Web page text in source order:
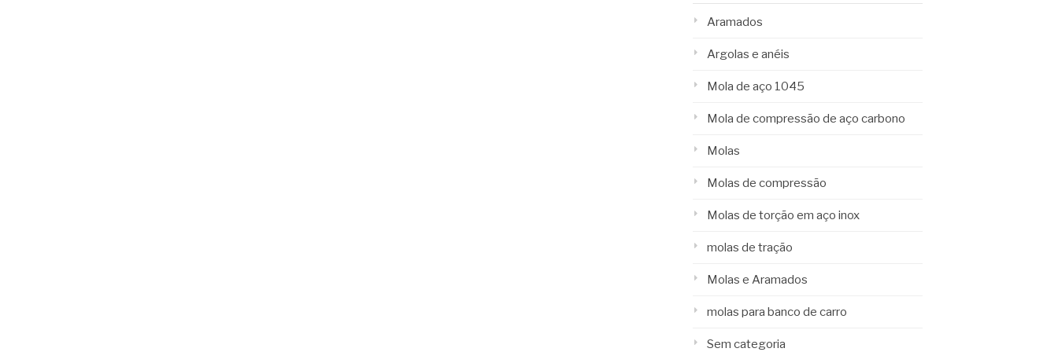
Aramados
Argolas e anéis
Mola de aço 1045
Mola de compressão de aço carbono
Molas
Molas de compressão
Molas de torção em aço inox
molas de tração
Molas e Aramados
molas para banco de carro
Sem categoria